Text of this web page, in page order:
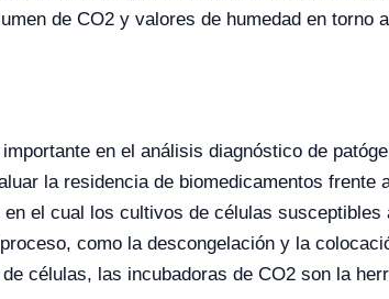
de CO2 y valores de humedad en torno
en el análisis diagnóstico de
la residencia de biomedicamentos frente
el cual los cultivos de células
como la descongelación y la
células, las incubadoras de CO2 son la